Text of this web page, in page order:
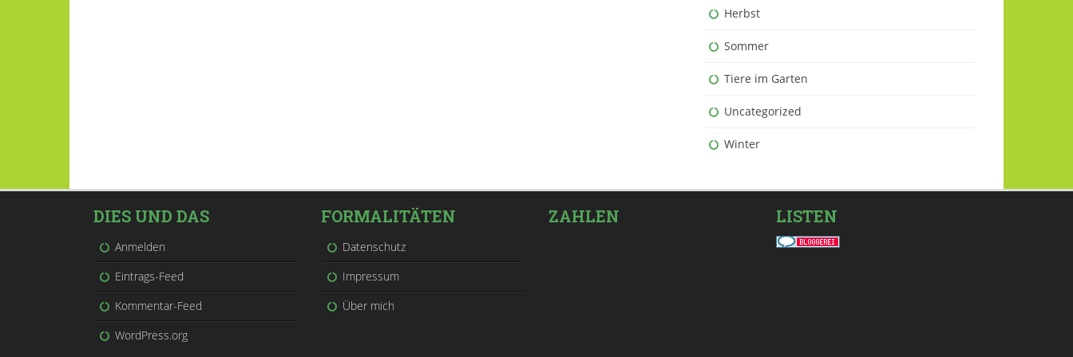
Herbst
Sommer
Tiere im Garten
Uncategorized
Winter
DIES UND DAS
Anmelden
Eintrags-Feed
Kommentar-Feed
WordPress.org
FORMALITÄTEN
Datenschutz
Impressum
Über mich
ZAHLEN LISTEN